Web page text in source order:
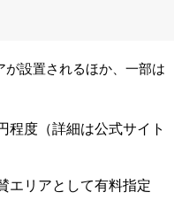
設置されるほか、一部は
程度（詳細は公式サイト
エリアとして有料指定